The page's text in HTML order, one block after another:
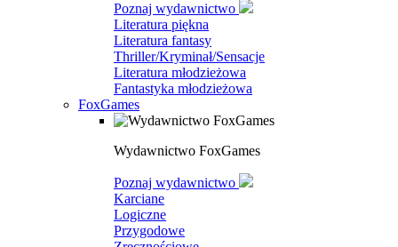
Poznaj wydawnictwo
Literatura piękna
Literatura fantasy
Thriller/Kryminał/Sensacje
Literatura młodzieżowa
Fantastyka młodzieżowa
FoxGames
Wydawnictwo FoxGames
Poznaj wydawnictwo
Karciane
Logiczne
Przygodowe